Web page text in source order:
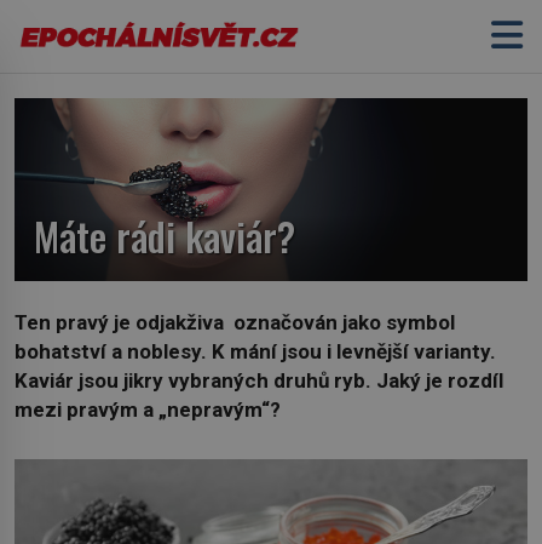
Máte rádi kaviár?
Ten pravý je odjakživa označován jako symbol
bohatství a noblesy. K mání jsou i levnější varianty.
Kaviár jsou jikry vybraných druhů ryb. Jaký je rozdíl
mezi pravým a „nepravým“?